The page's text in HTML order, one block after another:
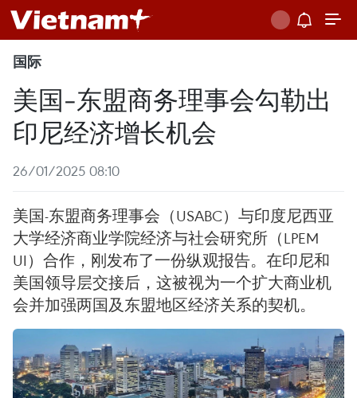
国际
美国-东盟商务理事会勾勒出
印尼经济增长机会
26/01/2025 08:10
美国-东盟商务理事会（USABC）与印度尼西亚
大学经济商业学院经济与社会研究所（LPEM
UI）合作，刚发布了一份纵观报告。在印尼和
美国领导层交接后，这被视为一个扩大商业机
会并加强两国及东盟地区经济关系的契机。